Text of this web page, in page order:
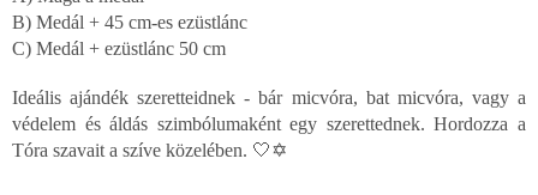
B) Medál + 45 cm-es ezüstlánc
C) Medál + ezüstlánc 50 cm
Ideális ajándék szeretteidnek - bár micvóra, bat micvóra, vagy a
védelem és áldás szimbólumaként egy szerettednek. Hordozza a
Tóra szavait a szíve közelében. 🤍✡️